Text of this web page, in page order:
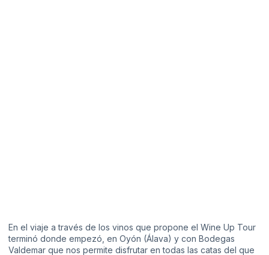
En el viaje a través de los vinos que propone el Wine Up Tour
terminó donde empezó, en Oyón (Álava) y con Bodegas
Valdemar que nos permite disfrutar en todas las catas del que